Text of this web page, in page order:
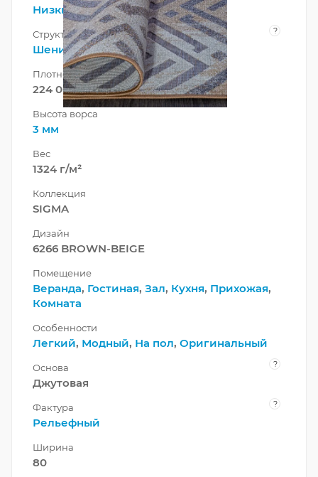
Низкий
Структура нити ?
Шенилл
Плотность
224 000 точек/м²
Высота ворса
3 мм
Вес
1324 г/м²
Коллекция
SIGMA
Дизайн
6266 BROWN-BEIGE
Помещение
Веранда, Гостиная, Зал, Кухня, Прихожая,
Комната
Особенности
Легкий, Модный, На пол, Оригинальный
Основа ?
Джутовая
Фактура ?
Рельефный
Ширина
80